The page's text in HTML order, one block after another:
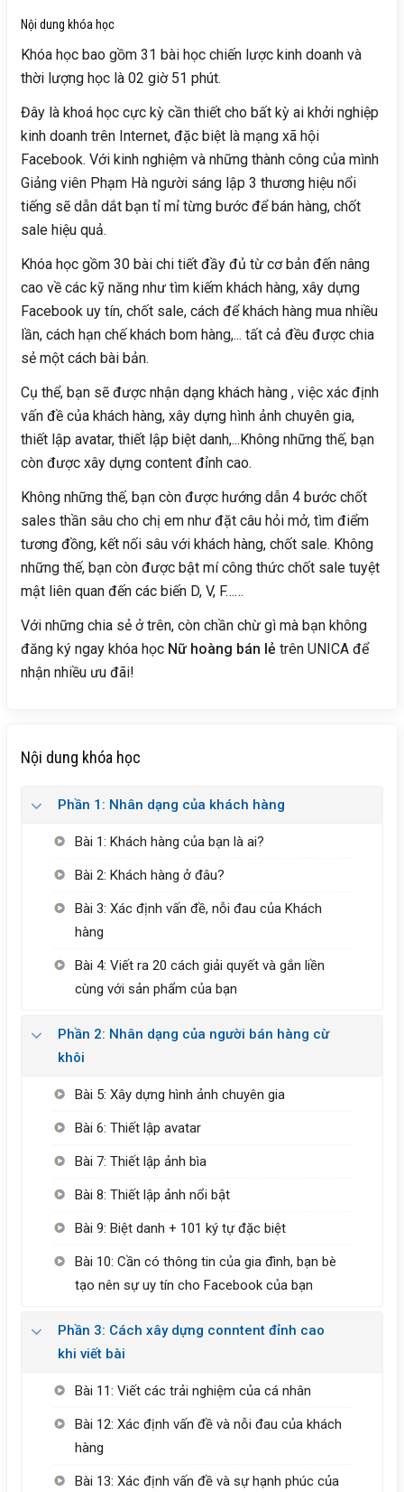
Nội dung khóa học
Khóa học bao gồm 31 bài học chiến lược kinh doanh và
thời lượng học là 02 giờ 51 phút.
Đây là khoá học cực kỳ cần thiết cho bất kỳ ai khởi nghiệp
kinh doanh trên Internet, đặc biệt là mạng xã hội
Facebook. Với kinh nghiệm và những thành công của mình
Giảng viên Phạm Hà người sáng lập 3 thương hiệu nổi
tiếng sẽ dẫn dắt bạn tỉ mỉ từng bước để bán hàng, chốt
sale hiệu quả.
Khóa học gồm 30 bài chi tiết đầy đủ từ cơ bản đến nâng
cao về các kỹ năng như tìm kiếm khách hàng, xây dựng
Facebook uy tín, chốt sale, cách để khách hàng mua nhiều
lần, cách hạn chế khách bom hàng,... tất cả đều được chia
sẻ một cách bài bản.
Cụ thể, bạn sẽ được nhận dạng khách hàng , việc xác định
vấn đề của khách hàng, xây dựng hình ảnh chuyên gia,
thiết lập avatar, thiết lập biệt danh,...Không những thế, bạn
còn được xây dựng content đỉnh cao.
Không những thế, bạn còn được hướng dẫn 4 bước chốt
sales thần sâu cho chị em như đặt câu hỏi mở, tìm điểm
tương đồng, kết nối sâu với khách hàng, chốt sale. Không
những thế, bạn còn được bật mí công thức chốt sale tuyệt
mật liên quan đến các biến D, V, F……
Với những chia sẻ ở trên, còn chần chừ gì mà bạn không
đăng ký ngay khóa học Nữ hoàng bán lẻ trên UNICA để
nhận nhiều ưu đãi!
Nội dung khóa học
Phần 1: Nhân dạng của khách hàng
Bài 1: Khách hàng của bạn là ai?
Bài 2: Khách hàng ở đâu?
Bài 3: Xác định vấn đề, nỗi đau của Khách
hàng
Bài 4: Viết ra 20 cách giải quyết và gắn liền
cùng với sản phẩm của bạn
Phần 2: Nhân dạng của người bán hàng cừ
khôi
Bài 5: Xây dựng hình ảnh chuyên gia
Bài 6: Thiết lập avatar
Bài 7: Thiết lập ảnh bìa
Bài 8: Thiết lập ảnh nổi bật
Bài 9: Biệt danh + 101 ký tự đặc biệt
Bài 10: Cần có thông tin của gia đình, bạn bè
tạo nên sự uy tín cho Facebook của bạn
Phần 3: Cách xây dựng conntent đỉnh cao
khi viết bài
Bài 11: Viết các trải nghiệm của cá nhân
Bài 12: Xác định vấn đề và nỗi đau của khách
hàng
Bài 13: Xác định vấn đề và sự hạnh phúc của